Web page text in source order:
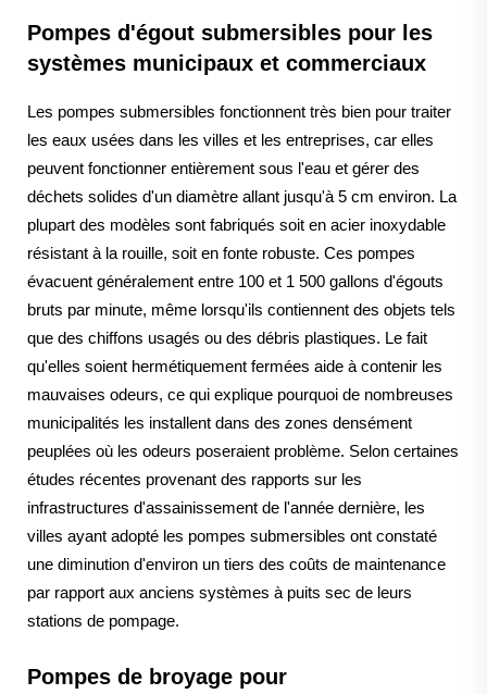
Pompes d'égout submersibles pour les
systèmes municipaux et commerciaux
Les pompes submersibles fonctionnent très bien pour traiter
les eaux usées dans les villes et les entreprises, car elles
peuvent fonctionner entièrement sous l'eau et gérer des
déchets solides d'un diamètre allant jusqu'à 5 cm environ. La
plupart des modèles sont fabriqués soit en acier inoxydable
résistant à la rouille, soit en fonte robuste. Ces pompes
évacuent généralement entre 100 et 1 500 gallons d'égouts
bruts par minute, même lorsqu'ils contiennent des objets tels
que des chiffons usagés ou des débris plastiques. Le fait
qu'elles soient hermétiquement fermées aide à contenir les
mauvaises odeurs, ce qui explique pourquoi de nombreuses
municipalités les installent dans des zones densément
peuplées où les odeurs poseraient problème. Selon certaines
études récentes provenant des rapports sur les
infrastructures d'assainissement de l'année dernière, les
villes ayant adopté les pompes submersibles ont constaté
une diminution d'environ un tiers des coûts de maintenance
par rapport aux anciens systèmes à puits sec de leurs
stations de pompage.
Pompes de broyage pour